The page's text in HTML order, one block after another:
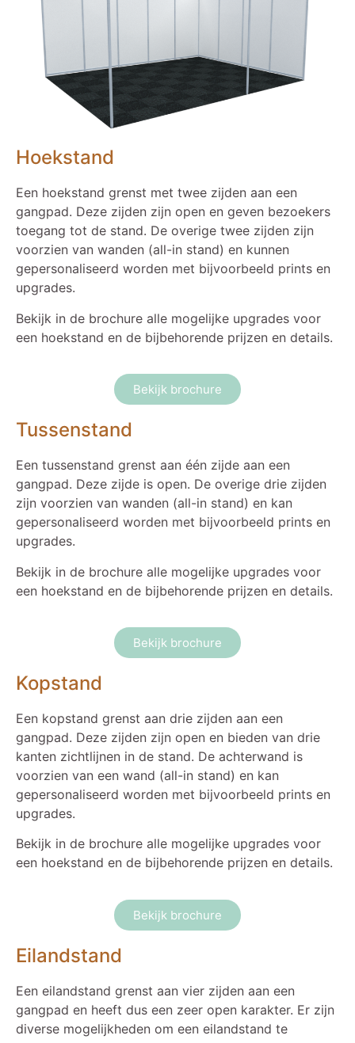
Hoekstand
Een hoekstand grenst met twee zijden aan een
gangpad. Deze zijden zijn open en geven bezoekers
toegang tot de stand. De overige twee zijden zijn
voorzien van wanden (all-in stand) en kunnen
gepersonaliseerd worden met bijvoorbeeld prints en
upgrades.
Bekijk in de brochure alle mogelijke upgrades voor
een hoekstand en de bijbehorende prijzen en details.
Bekijk brochure
Tussenstand
Een tussenstand grenst aan één zijde aan een
gangpad. Deze zijde is open. De overige drie zijden
zijn voorzien van wanden (all-in stand) en kan
gepersonaliseerd worden met bijvoorbeeld prints en
upgrades.
Bekijk in de brochure alle mogelijke upgrades voor
een hoekstand en de bijbehorende prijzen en details.
Bekijk brochure
Kopstand
Een kopstand grenst aan drie zijden aan een
gangpad. Deze zijden zijn open en bieden van drie
kanten zichtlijnen in de stand. De achterwand is
voorzien van een wand (all-in stand) en kan
gepersonaliseerd worden met bijvoorbeeld prints en
upgrades.
Bekijk in de brochure alle mogelijke upgrades voor
een hoekstand en de bijbehorende prijzen en details.
Bekijk brochure
Eilandstand
Een eilandstand grenst aan vier zijden aan een
gangpad en heeft dus een zeer open karakter. Er zijn
diverse mogelijkheden om een eilandstand te